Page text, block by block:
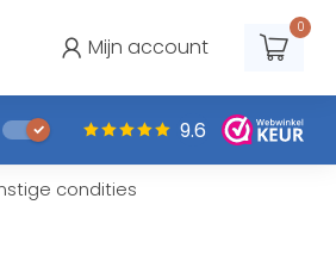
Mijn account
0
9.6
condities